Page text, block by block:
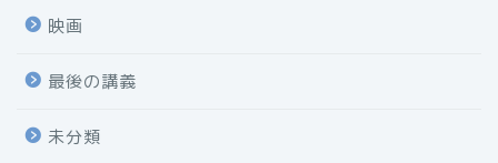
映画
最後の講義
未分類